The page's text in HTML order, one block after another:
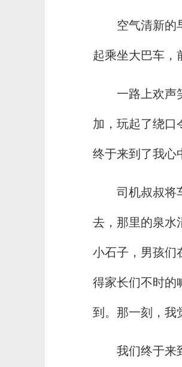
空气清新的
起乘坐大巴车，
一路上欢声
加，玩起了绕口
终于来到了我心
司机叔叔将
去，那里的泉水
小石子，男孩们
得家长们不时的
到。那一刻，我
我们终于来